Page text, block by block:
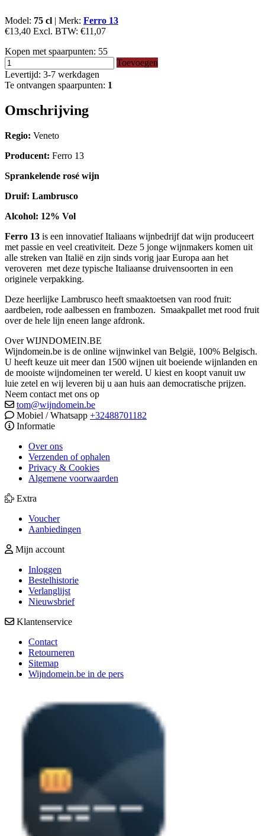
Model: 75 cl | Merk: Ferro 13
€13,40 Excl. BTW: €11,07
Kopen met spaarpunten: 55
Toevoegen
Levertijd: 3-7 werkdagen
Te ontvangen spaarpunten: 1
Omschrijving
Regio: Veneto
Producent: Ferro 13
Sprankelende rosé wijn
Druif: Lambrusco
Alcohol: 12% Vol
Ferro 13 is een innovatief Italiaans wijnbedrijf dat wijn produceert
met passie en veel creativiteit. Deze 5 jonge wijnmakers komen uit
alle streken van Italië en zijn sinds vorig jaar Europa aan het
veroveren met deze typische Italiaanse druivensoorten in een
originele verpakking.
Deze heerlijke Lambrusco heeft smaaktoetsen van rood fruit:
aardbeien, rode aalbessen en frambozen. Smaakpallet met rood fruit
over de hele lijn eneen lange afdronk.
Over WIJNDOMEIN.BE
Wijndomein.be is de online wijnwinkel van België, 100% Belgisch.
U heeft keuze uit meer dan 1500 wijnen uit boeiende wijnlanden en
de mooiste wijndomeinen ter wereld. U kiest en koopt vanuit uw
luie zetel en wij leveren bij u aan huis aan democratische prijzen.
Neem contact met ons op
tom@wijndomein.be
Mobiel / Whatsapp +32488701182
Informatie
Over ons
Verzenden of ophalen
Privacy & Cookies
Algemene voorwaarden
Extra
Voucher
Aanbiedingen
Mijn account
Inloggen
Bestelhistorie
Verlanglijst
Nieuwsbrief
Klantenservice
Contact
Retourneren
Sitemap
Wijndomein.be in de pers